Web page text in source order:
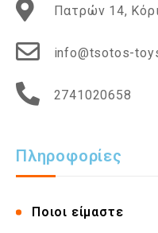
Πατρών 14,
info@tsotos-
2741020658
Πληροφορίες
Ποιοι είμαστε